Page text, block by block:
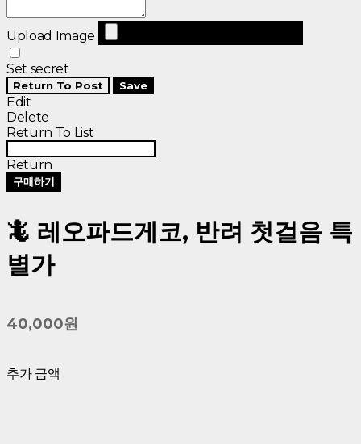
Upload Image
Set secret
Return To Post Save
Edit
Delete
Return To List
Return
구매하기
🦎 레오파드게코, 반려 첫걸음 특
별가
40,000원
추가 금액